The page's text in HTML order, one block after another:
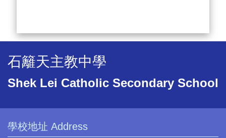
石籬天主教中學
Shek Lei Catholic Secondary School
學校地址 Address